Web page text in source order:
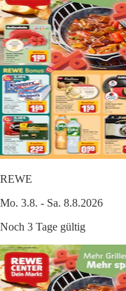
REWE
Mo. 3.8. - Sa. 8.8.2026
Noch 3 Tage gültig